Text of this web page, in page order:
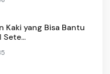
Kaki yang Bisa Bantu